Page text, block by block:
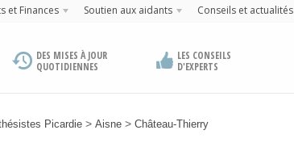
et Finances Soutien aux aidants Conseils et actualités
DES MISES À JOUR
QUOTIDIENNES
LES CONSEILS
D'EXPERTS
Picardie > Aisne > Château-Thierry